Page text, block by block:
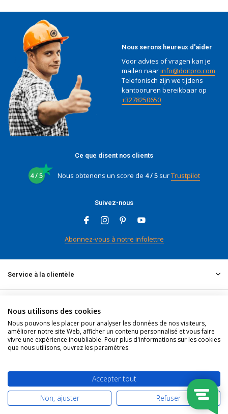
Nous serons heureux d'aider
Voor advies of vragen kan je
mailen naarinfo@doitpro.com
Telefonisch zijn we tijdens
kantooruren bereikbaar op
+3278250650
Ce que disent nos clients
4 / 5 Nous obtenons un score de 4 / 5surTrustpilot
Suivez-nous
Abonnez-vous à notre infolettre
Service à la clientèle
Informations
© 2026 doitpro.com - Theme By DMWSxPlus+ Fil RSS
Nous utilisons des cookies
Nous pouvons les placer pour analyser les données de nos visiteurs,
améliorer notre site Web, afficher un contenu personnalisé et vous faire
vivre une expérience inoubliable. Pour plus d'informations sur les cookies
que nous utilisons, ouvrez les paramètres.
Accepter tout
Non, ajuster
Refuser